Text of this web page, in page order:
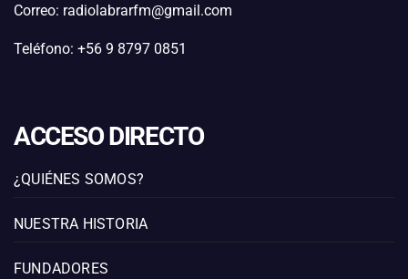
Correo: radiolabrarfm@gmail.com
Teléfono: +56 9 8797 0851
ACCESO DIRECTO
¿QUIÉNES SOMOS?
NUESTRA HISTORIA
FUNDADORES